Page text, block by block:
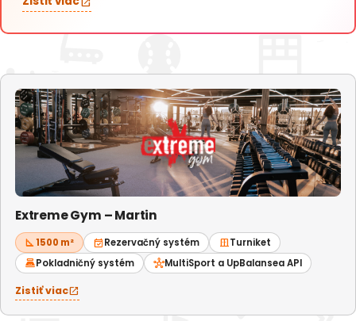
Extreme Gym – Martin
square_foot1500 m² event_availableRezervačný systém door_slidingTurniket
point_of_salePokladničný systém hubMultiSport a UpBalansea API
Zistiť viacopen_in_new